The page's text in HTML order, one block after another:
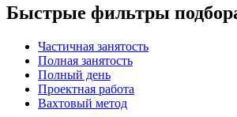
Быстрые фильтры
Частичная занятость
Полная занятость
Полный день
Проектная работа
Вахтовый метод